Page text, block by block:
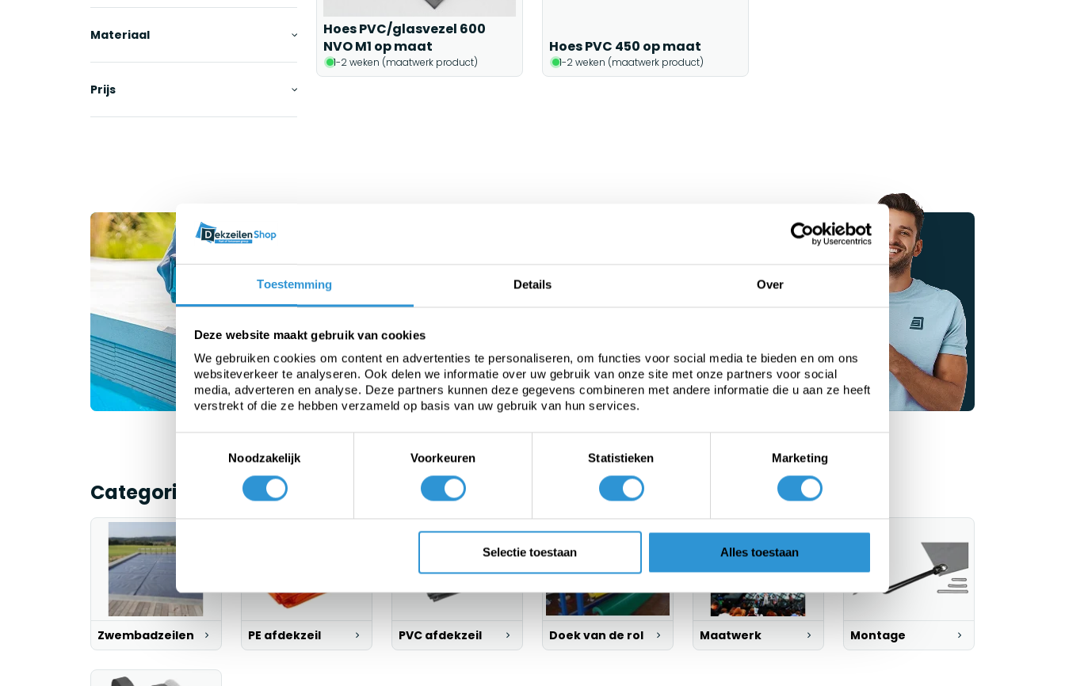
Toestemming Details Over
Deze website maakt gebruik van cookies
We gebruiken cookies om content en advertenties te personaliseren, om functies voor social media te bieden en om ons
websiteverkeer te analyseren. Ook delen we informatie over uw gebruik van onze site met onze partners voor social
media, adverteren en analyse. Deze partners kunnen deze gegevens combineren met andere informatie die u aan ze heeft
verstrekt of die ze hebben verzameld op basis van uw gebruik van hun services.
Noodzakelijk
Voorkeuren Statistieken Marketing
Selectie toestaan Alles toestaan
Materiaal
Prijs
Hoes PVC/glasvezel 600
NVO M1 op maat
1-2 weken (maatwerk product)
Hoes PVC 450 op maat
1-2 weken (maatwerk product)
Onze zomerzeilen voor uw zwembad
Verleng de zomer en
bespaar energiekosten
Onze specialisten
helpen je graag
Vraag advies
Categorieën
Zwembadzeilen PE afdekzeil PVC afdekzeil Doek van de rol Maatwerk Montage